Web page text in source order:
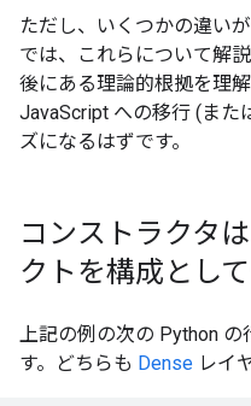
ただし、いくつかの違い
では、これらについて解
後にある理論的根拠を理
JavaScript への移行 (また
ズになるはずです。
コンストラクタ
クトを構成とし
上記の例の次の Python の
す。どちらも Dense レイ